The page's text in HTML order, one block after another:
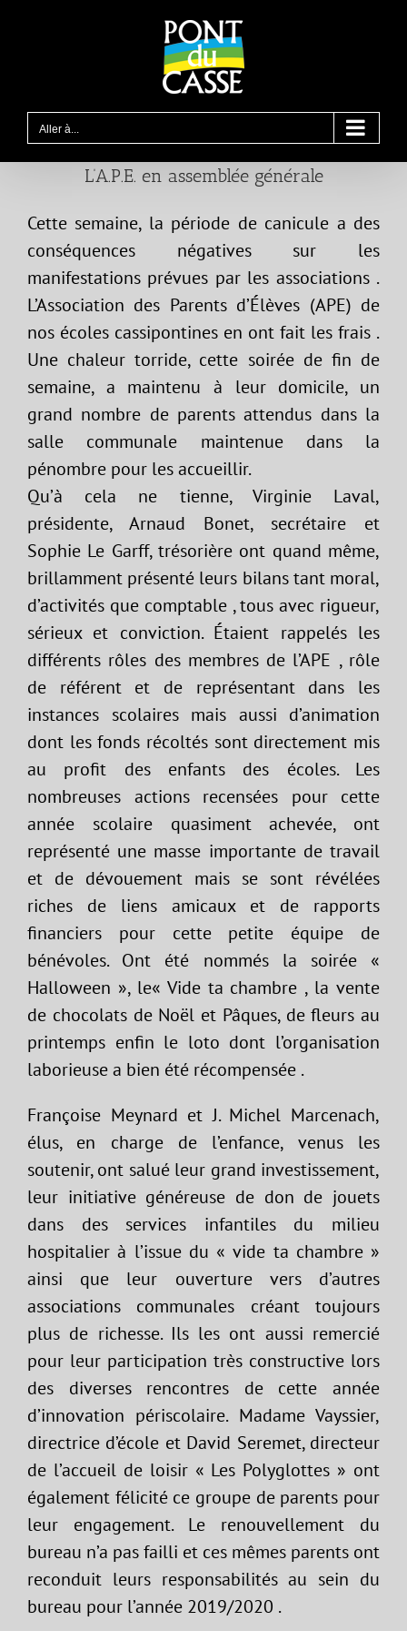
Aller à...
L’A.P.E. en assemblée générale
Cette semaine, la période de canicule a des
conséquences négatives sur les
manifestations prévues par les associations .
L’Association des Parents d’Élèves (APE) de
nos écoles cassipontines en ont fait les frais .
Une chaleur torride, cette soirée de fin de
semaine, a maintenu à leur domicile, un
grand nombre de parents attendus dans la
salle communale maintenue dans la
pénombre pour les accueillir.
Qu’à cela ne tienne, Virginie Laval,
présidente, Arnaud Bonet, secrétaire et
Sophie Le Garff, trésorière ont quand même,
brillamment présenté leurs bilans tant moral,
d’activités que comptable , tous avec rigueur,
sérieux et conviction. Étaient rappelés les
différents rôles des membres de l’APE , rôle
de référent et de représentant dans les
instances scolaires mais aussi d’animation
dont les fonds récoltés sont directement mis
au profit des enfants des écoles. Les
nombreuses actions recensées pour cette
année scolaire quasiment achevée, ont
représenté une masse importante de travail
et de dévouement mais se sont révélées
riches de liens amicaux et de rapports
financiers pour cette petite équipe de
bénévoles. Ont été nommés la soirée «
Halloween », le« Vide ta chambre , la vente
de chocolats de Noël et Pâques, de fleurs au
printemps enfin le loto dont l’organisation
laborieuse a bien été récompensée .
Françoise Meynard et J. Michel Marcenach,
élus, en charge de l’enfance, venus les
soutenir, ont salué leur grand investissement,
leur initiative généreuse de don de jouets
dans des services infantiles du milieu
hospitalier à l’issue du « vide ta chambre »
ainsi que leur ouverture vers d’autres
associations communales créant toujours
plus de richesse. Ils les ont aussi remercié
pour leur participation très constructive lors
des diverses rencontres de cette année
d’innovation périscolaire. Madame Vayssier,
directrice d’école et David Seremet, directeur
de l’accueil de loisir « Les Polyglottes » ont
également félicité ce groupe de parents pour
leur engagement. Le renouvellement du
bureau n’a pas failli et ces mêmes parents ont
reconduit leurs responsabilités au sein du
bureau pour l’année 2019/2020 .